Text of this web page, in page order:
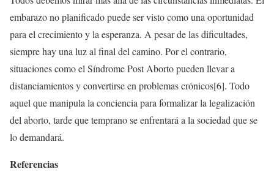
embarazo no planificado puede ser visto como una oportunidad
para el crecimiento y la esperanza. A pesar de las dificultades,
siempre hay una luz al final del camino. Por el contrario,
situaciones como el Síndrome Post Aborto pueden llevar a
distanciamientos y convertirse en problemas crónicos[6]. Todo
aquel que manipula la conciencia para formalizar la legalización
del aborto, tarde que temprano se enfrentará a la sociedad que se
lo demandará.
Referencias